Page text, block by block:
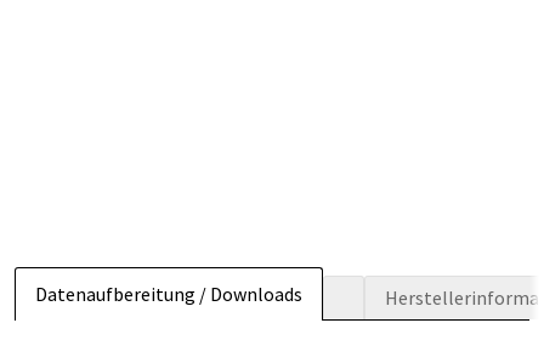
Datenaufbereitung / Downloads